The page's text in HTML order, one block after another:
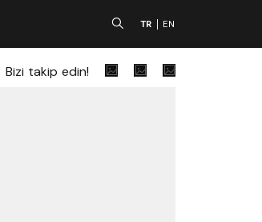
A TR EN
Bizi takip edin!